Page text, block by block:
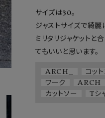
サイズは30。
ジャストサイズで綺麗
ミリタリジャケットと
ARCH_
コッ
ワーク
ARCH
カットソー
Tシ